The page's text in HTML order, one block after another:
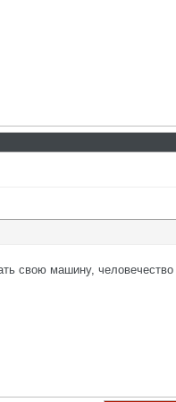
свою машину, человечество